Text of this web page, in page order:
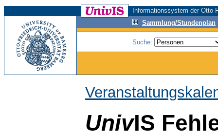
Informationssystem der
Sammlung/Stundenplan
Suche:
UnivIS